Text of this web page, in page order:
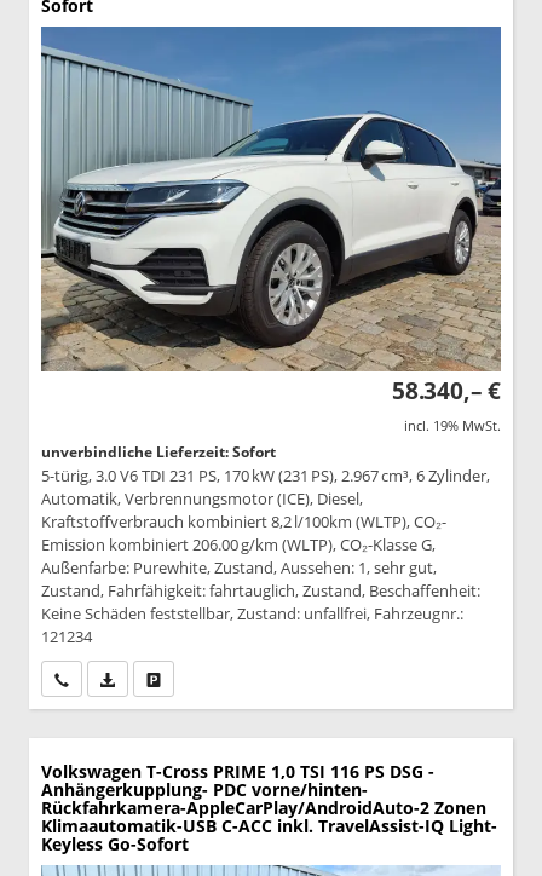
Sofort
58.340,– €
incl. 19% MwSt.
unverbindliche Lieferzeit: Sofort
5-türig, 3.0 V6 TDI 231 PS, 170 kW (231 PS), 2.967 cm³, 6 Zylinder,
Automatik, Verbrennungsmotor (ICE), Diesel,
Kraftstoffverbrauch kombiniert 8,2 l/100km (WLTP), CO₂-
Emission kombiniert 206.00 g/km (WLTP), CO₂-Klasse G,
Außenfarbe: Purewhite, Zustand, Aussehen: 1, sehr gut,
Zustand, Fahrfähigkeit: fahrtauglich, Zustand, Beschaffenheit:
Keine Schäden feststellbar, Zustand: unfallfrei, Fahrzeugnr.:
121234
Wir rufen Sie anPDF-Datei, Fahrzeugexposé drucken
Volkswagen T-Cross PRIME 1,0 TSI 116 PS DSG -
Anhängerkupplung- PDC vorne/hinten-
Rückfahrkamera-AppleCarPlay/AndroidAuto-2 Zonen
Klimaautomatik-USB C-ACC inkl. TravelAssist-IQ Light-
Keyless Go-Sofort